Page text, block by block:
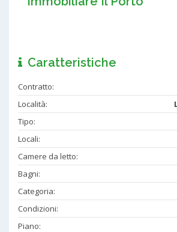
Caratteristiche
Contratto:
Località:
Tipo:
Locali:
Camere da letto:
Bagni:
Categoria:
Condizioni:
Piano: